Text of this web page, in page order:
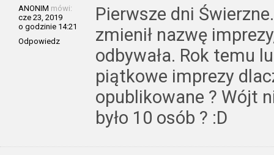
ANONIM mówi:
cze 23, 2019
o godzinie 14:21
Odpowiedz
Pierwsze dni
zmienił nazwę
odbywała. Rok temu
piątkowe imprezy
opublikowane ? Wójt
było 10 osób ? :D